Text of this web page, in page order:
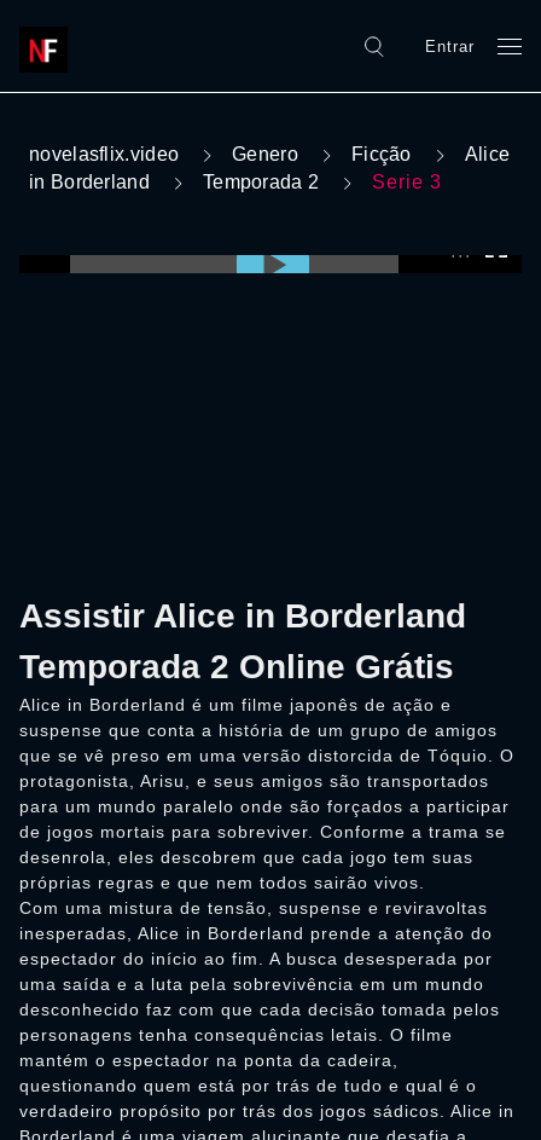
Entrar
novelasflix.video Genero Ficção
Alice
in Borderland
Temporada 2 Serie 3
Assistir Alice in Borderland
Temporada 2 Online Grátis
Alice in Borderland é um filme japonês de ação e
suspense que conta a história de um grupo de amigos
que se vê preso em uma versão distorcida de Tóquio. O
protagonista, Arisu, e seus amigos são transportados
para um mundo paralelo onde são forçados a participar
de jogos mortais para sobreviver. Conforme a trama se
desenrola, eles descobrem que cada jogo tem suas
próprias regras e que nem todos sairão vivos.
Com uma mistura de tensão, suspense e reviravoltas
inesperadas, Alice in Borderland prende a atenção do
espectador do início ao fim. A busca desesperada por
uma saída e a luta pela sobrevivência em um mundo
desconhecido faz com que cada decisão tomada pelos
personagens tenha consequências letais. O filme
mantém o espectador na ponta da cadeira,
questionando quem está por trás de tudo e qual é o
verdadeiro propósito por trás dos jogos sádicos. Alice in